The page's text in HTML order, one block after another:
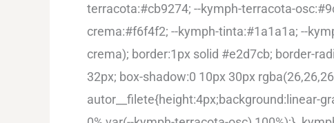
terracota:#cb9274; --kymph-terracota-
crema:#f6f4f2; --kymph-tinta:#1a1a1a; --
crema); border:1px solid #e2d7cb; border-
32px; box-shadow:0 10px 30px
autor__filete{height:4px;background:linear-